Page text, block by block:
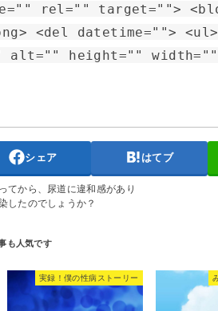
rel="" target="">
<del datetime="">
alt="" height=""
シェア はてブ
てから、尿道に違和感があり
したのでしょうか？
実録！僕の性病ストーリー